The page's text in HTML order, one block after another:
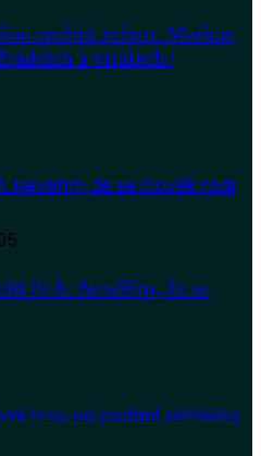
změnit město. Markus
a virálech |
Nevěřím, že se